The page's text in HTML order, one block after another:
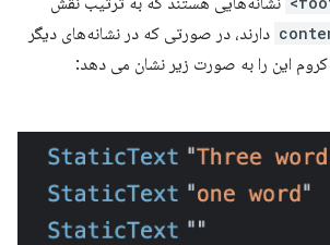
دارند، در صورتی که در نشانه‌های دیگر